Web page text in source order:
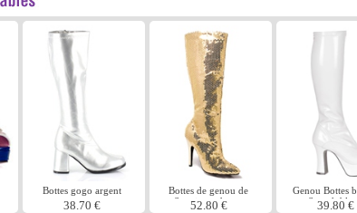
Bottes gogo argent
38.70 €
Bottes de genou de
Sequin or dames
52.80 €
Genou Bottes
Stretch blanc
39.80 €